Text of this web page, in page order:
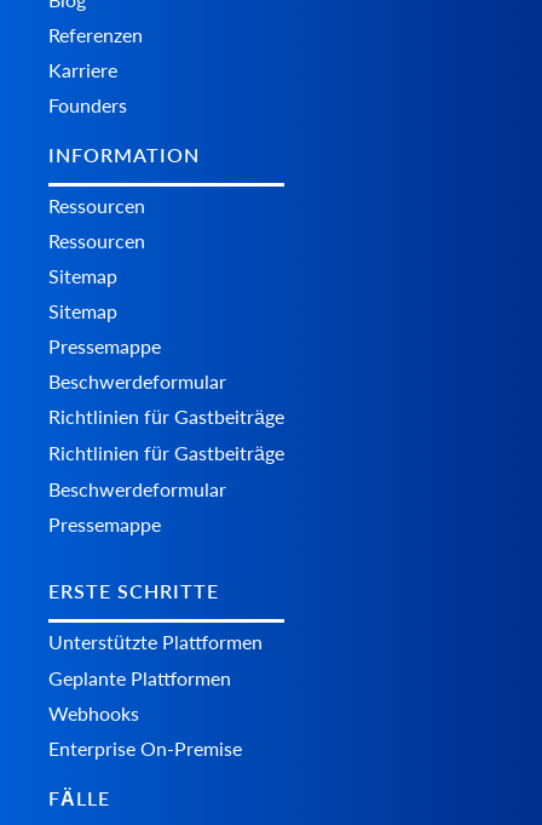
Referenzen
Karriere
Founders
INFORMATION
Ressourcen
Ressourcen
Sitemap
Sitemap
Pressemappe
Beschwerdeformular
Richtlinien für Gastbeiträge
Richtlinien für Gastbeiträge
Beschwerdeformular
Pressemappe
ERSTE SCHRITTE
Unterstützte Plattformen
Geplante Plattformen
Webhooks
Enterprise On-Premise
FÄLLE